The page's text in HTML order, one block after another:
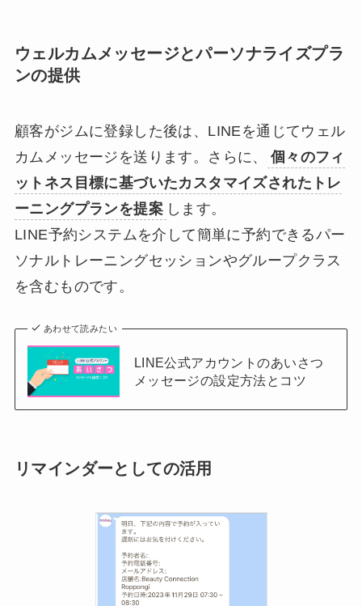
ウェルカムメッセージとパーソナライズプラ
ンの提供
顧客がジムに登録した後は、LINEを通じてウェル
カムメッセージを送ります。さらに、
個々のフィ
ットネス目標に基づいたカスタマイズされたトレ
ーニングプランを提案 します。
LINE予約システムを介して簡単に予約できるパー
ソナルトレーニングセッションやグループクラス
を含むものです。
あわせて読みたい
LINE公式アカウントのあいさつ
メッセージの設定方法とコツ
リマインダーとしての活用